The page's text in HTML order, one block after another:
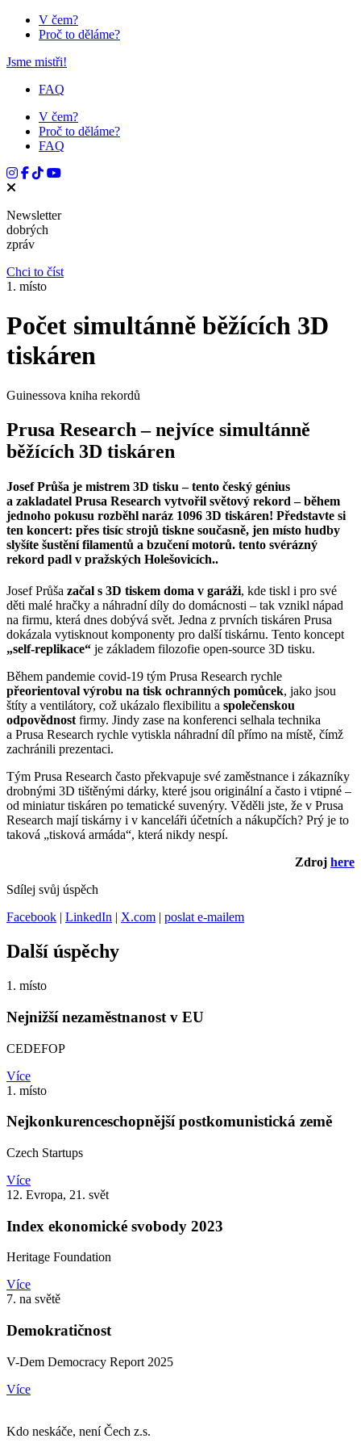
V čem?
Proč to děláme?
Jsme mistři!
FAQ
V čem?
Proč to děláme?
FAQ
Newsletter
dobrých
zpráv
Chci to číst
1. místo
Počet simultánně běžících 3D
tiskáren
Guinessova kniha rekordů
Prusa Research – nejvíce simultánně
běžících 3D tiskáren
Josef Průša je mistrem 3D tisku – tento český génius
a zakladatel Prusa Research vytvořil světový rekord – během
jednoho pokusu rozběhl naráz 1096 3D tiskáren! Představte si
ten koncert: přes tisíc strojů tiskne současně, jen místo hudby
slyšíte šustění filamentů a bzučení motorů. tento svérázný
rekord padl v pražských Holešovicích..
Josef Průša začal s 3D tiskem doma v garáži, kde tiskl i pro své
děti malé hračky a náhradní díly do domácnosti – tak vznikl nápad
na firmu, která dnes dobývá svět. Jedna z prvních tiskáren Prusa
dokázala vytisknout komponenty pro další tiskárnu. Tento koncept
„self-replikace“ je základem filozofie open-source 3D tisku.
Během pandemie covid-19 tým Prusa Research rychle
přeorientoval výrobu na tisk ochranných pomůcek, jako jsou
štíty a ventilátory, což ukázalo flexibilitu a společenskou
odpovědnost firmy. Jindy zase na konferenci selhala technika
a Prusa Research rychle vytiskla náhradní díl přímo na místě, čímž
zachránili prezentaci.
Tým Prusa Research často překvapuje své zaměstnance i zákazníky
drobnými 3D tištěnými dárky, které jsou originální a často i vtipné –
od miniatur tiskáren po tematické suvenýry. Věděli jste, že v Prusa
Research mají tiskárny i v kanceláři účetních a nákupčích? Prý je to
taková „tisková armáda“, která nikdy nespí.
Zdroj here
Sdílej svůj úspěch
Facebook | LinkedIn | X.com | poslat e-mailem
Další úspěchy
1. místo
Nejnižší nezaměstnanost v EU
CEDEFOP
Více
1. místo
Nejkonkurenceschopnější postkomunistická země
Czech Startups
Více
12. Evropa, 21. svět
Index ekonomické svobody 2023
Heritage Foundation
Více
7. na světě
Demokratičnost
V-Dem Democracy Report 2025
Více
Kdo neskáče, není Čech z.s.